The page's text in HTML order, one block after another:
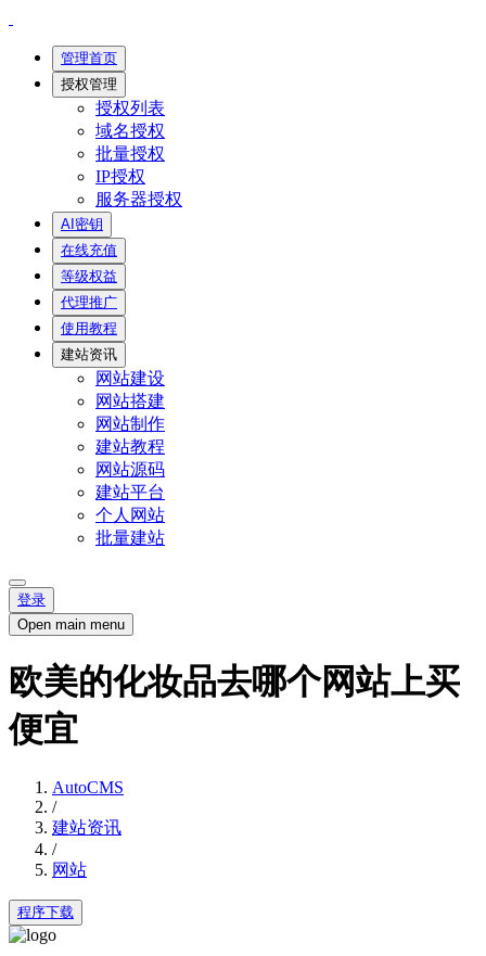
管理首页
授权管理
授权列表
域名授权
批量授权
IP授权
服务器授权
AI密钥
在线充值
等级权益
代理推广
使用教程
建站资讯
网站建设
网站搭建
网站制作
建站教程
网站源码
建站平台
个人网站
批量建站
登录
Open main menu
欧美的化妆品去哪个网站上买
便宜
AutoCMS
/
建站资讯
/
网站
程序下载